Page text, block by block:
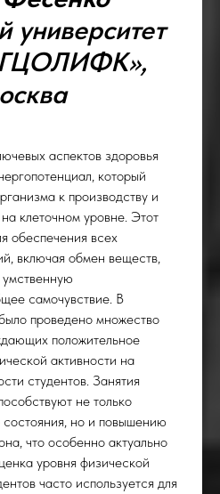
университет
аспектов здоровья
который
к производству и
клеточном уровне. Этот
обеспечения всех
включая обмен веществ,
самочувствие. В
проведено множество
положительное
активности на
студентов. Занятия
не только
но и повышению
что особенно актуально
уровня физической
часто используется для